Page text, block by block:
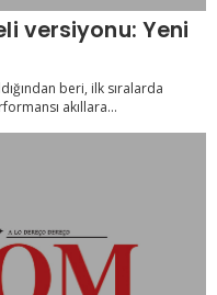
versiyonu: Yeni
beri, ilk sıralarda
akıllara...